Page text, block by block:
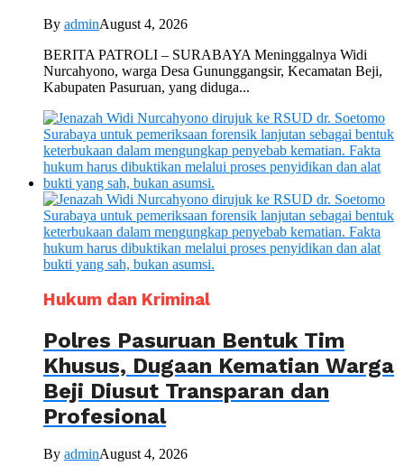
By adminAugust 4, 2026
BERITA PATROLI – SURABAYA Meninggalnya Widi
Nurcahyono, warga Desa Gununggangsir, Kecamatan Beji,
Kabupaten Pasuruan, yang diduga...
Hukum dan Kriminal
Polres Pasuruan Bentuk Tim
Khusus, Dugaan Kematian Warga
Beji Diusut Transparan dan
Profesional
By adminAugust 4, 2026